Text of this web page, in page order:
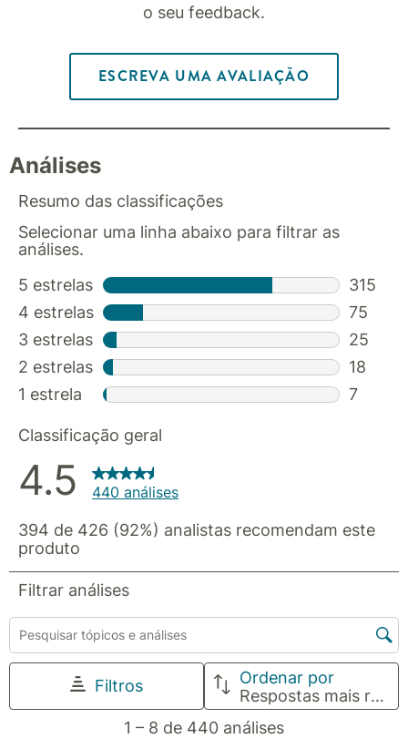
o seu feedback.
ESCREVA UMA AVALIAÇÃO